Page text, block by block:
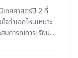
ทศศาสตร์ปี 2 ที่
จว่าเอกไหนเหมาะ